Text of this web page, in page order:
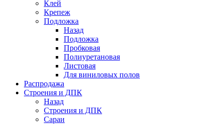
Клей
Крепеж
Подложка
Назад
Подложка
Пробковая
Полиуретановая
Листовая
Для виниловых полов
Распродажа
Строения и ДПК
Назад
Строения и ДПК
Сараи